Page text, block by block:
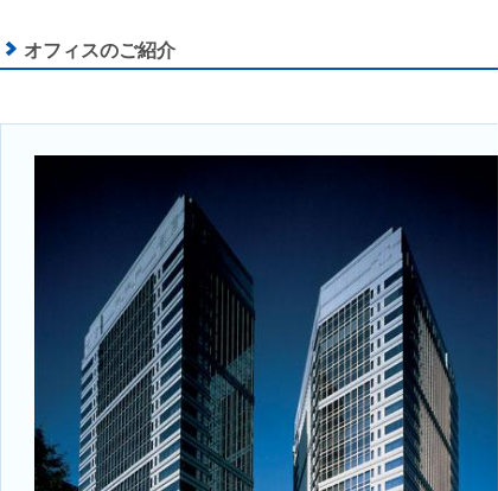
オフィスのご紹介